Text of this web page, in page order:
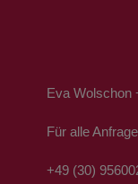
Eva Wolschon
Für alle
+49 (30)